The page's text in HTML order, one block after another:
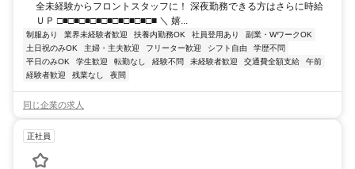
全未経験からフロントスタッフに！ 深夜勤務できる方はさらに時給
ＵＰ □■□■□■□■□■□■□■□■□■ ＼ 嬉...
制服あり 業界未経験者歓迎 扶養内勤務OK 社員登用あり
副業・WワークOK
土日祝のみOK
主婦・主夫歓迎 フリーター歓迎 シフト自由
学歴不問
平日のみOK
学生歓迎 転勤なし 経験不問 未経験者歓迎 交通費全額支給
午前
経験者歓迎
残業なし 夜間
同じ企業の求人
正社員